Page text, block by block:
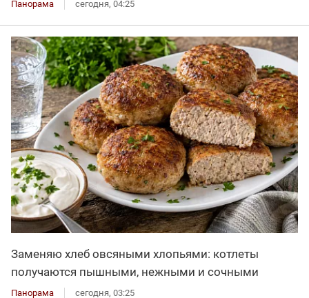
Панорама сегодня, 04:25
Заменяю хлеб овсяными хлопьями: котлеты
получаются пышными, нежными и сочными
Панорама сегодня, 03:25